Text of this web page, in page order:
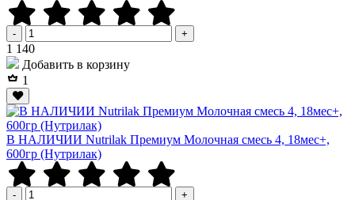
- +
1 140Р
Добавить в корзину
1
В НАЛИЧИИ Nutrilak Премиум Молочная смесь 4, 18мес+,
600гр (Нутрилак)
- +